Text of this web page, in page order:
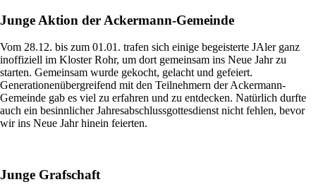
Junge Aktion der Ackermann-Gemeinde
Vom 28.12. bis zum 01.01. trafen sich einige begeisterte JAler ganz
inoffiziell im Kloster Rohr, um dort gemeinsam ins Neue Jahr zu
starten. Gemeinsam wurde gekocht, gelacht und gefeiert.
Generationenübergreifend mit den Teilnehmern der Ackermann-
Gemeinde gab es viel zu erfahren und zu entdecken. Natürlich durfte
auch ein besinnlicher Jahresabschlussgottesdienst nicht fehlen, bevor
wir ins Neue Jahr hinein feierten.
Junge Grafschaft